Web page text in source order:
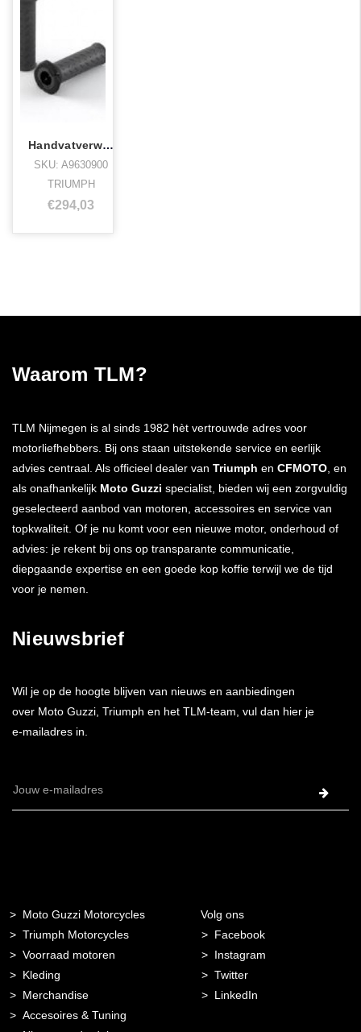
Handvatverwarming Street Scrambler 900
SKU: A9630900
TRIUMPH
€294,03
Waarom TLM?
TLM Nijmegen is al sinds 1982 hèt vertrouwde adres voor
motorliefhebbers. Bij ons staan uitstekende service en eerlijk
advies centraal. Als officieel dealer van Triumph en CFMOTO, en
als onafhankelijk Moto Guzzi specialist, bieden wij een zorgvuldig
geselecteerd aanbod van motoren, accessoires en service van
topkwaliteit. Of je nu komt voor een nieuwe motor, onderhoud of
advies: je rekent bij ons op transparante communicatie,
diepgaande expertise en een goede kop koffie terwijl we de tijd
voor je nemen.
Nieuwsbrief
Wil je op de hoogte blijven van nieuws en aanbiedingen
over Moto Guzzi, Triumph en het TLM-team, vul dan hier je
e-mailadres in.
E-
Moto Guzzi Motorcycles
Triumph Motorcycles
Voorraad motoren
Kleding
Merchandise
Accesoires & Tuning
Volg ons
Facebook
Instagram
Twitter
LinkedIn